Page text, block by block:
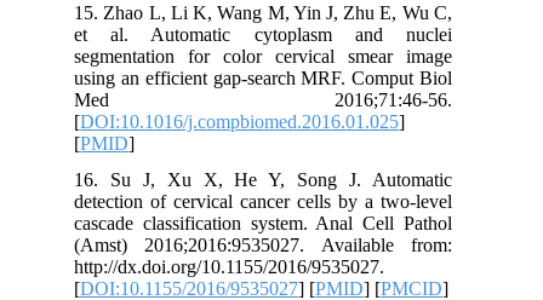
15. Zhao L, Li K, Wang M, Yin J, Zhu E, Wu C,
et al. Automatic cytoplasm and nuclei
segmentation for color cervical smear image
using an efficient gap-search MRF. Comput Biol
Med 2016;71:46-56.
[DOI:10.1016/j.compbiomed.2016.01.025
[PMID
16. Su J, Xu X, He Y, Song J. Automatic
detection of cervical cancer cells by a two-level
cascade classification system. Anal Cell Pathol
(Amst) 2016;2016:9535027. Available from:
http://dx.doi.org/10.1155/2016/9535027.
[DOI:10.1155/2016/9535027] [PMID] [PMCID